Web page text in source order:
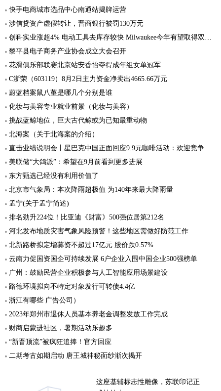
快手电商城市选品中心南通站揭牌运营
涉信贷资产虚假转让，晋商银行被罚130万元
创科实业涨超4% 电动工具去库存较快 Milwaukee今年有望取得双位数收入增速
黎平县电子商务产业协会成立大会召开
花滑俱乐部联赛北京站安香怡夺得成年组女单冠军
C浙荣（603119）8月2日主力资金净卖出4665.66万元
蔚蓝档案鼠八堇是哪几个分别是谁
化妆与美容专业就业前景（化妆与美容）
挑战蓝鲸地位，巨大古代鲸或为已知最重动物
北海案（关于北海案的介绍）
直击业绩说明会丨星巴克中国正面回应9.9元咖啡活动：欢迎竞争
美联储“大鸽派”：希望在9月前看到更多进展
东方甄选已经没有利用价值了
北京市气象局：本次降雨超极值 为140年来最大降雨量
孟宁(关于孟宁简述)
排名劲升224位！比亚迪《财富》500强位居第212名
河北发布地质灾害气象风险预警！这些地区需做好防范工作
北新路桥拟定增募资不超过17亿元 股价跌0.57%
云南力促国资国企可持续发展 6户企业入围中国企业500强榜单
广州：鼓励民营企业积极参与人工智能应用场景建设
路德环境拟向不特定对象发行可转债4.4亿
浙江有哪些 广告公司）
2023年郑州市退休人员基本养老金调整发放工作完成
财商启蒙进社区，暑期活动乐趣多
“新晋顶流”被疯狂追捧！官方回应
二期考古如期启动 唐王城神秘面纱渐次揭开
这座基辅标志性雕像，苏联印记正